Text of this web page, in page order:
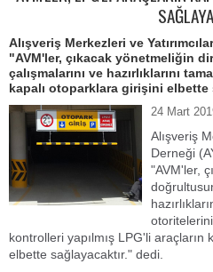
Alışveriş Merkezleri ve
"AVM'ler, çıkacak yönetmeliğin
çalışmalarını ve hazırlıklarını
kapalı otoparklara girişini elbette
24 Mart
Alışveriş
Derneği
"AVM'ler,
kontrolleri yapılmış LPG'li araçların
elbette sağlayacaktır." dedi.